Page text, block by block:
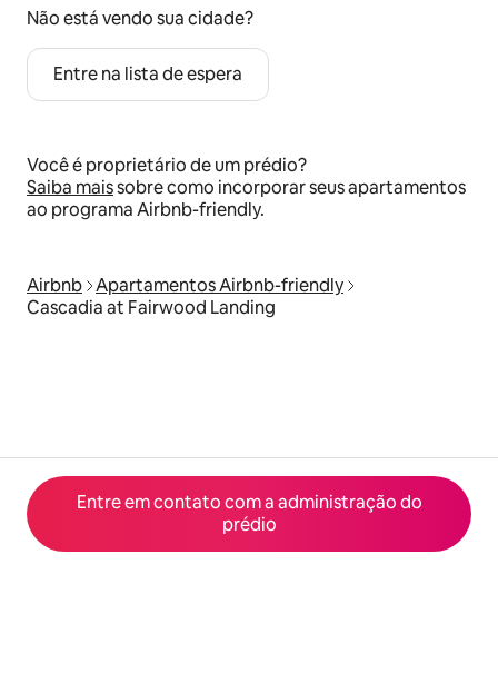
Entre em contato com a administração do
prédio
Não está vendo sua cidade?
Entre na lista de espera
Você é proprietário de um prédio?
Saiba maissobre como incorporar seus apartamentos
ao programa Airbnb-friendly.
Airbnb Apartamentos Airbnb-friendly
Cascadia at Fairwood Landing